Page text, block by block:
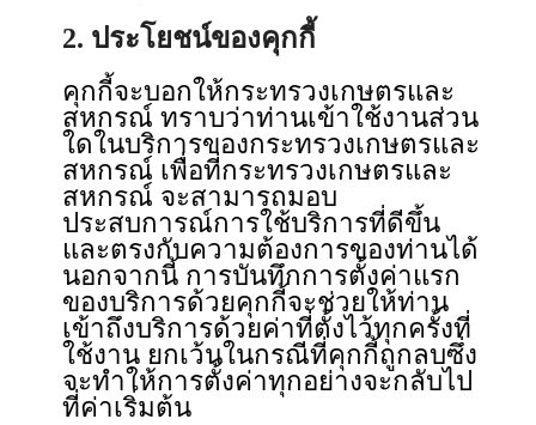
2. ประโยชน์ของคุกกี้
คุกกี้จะบอกให้กระทรวงเกษตรและ
สหกรณ์ ทราบว่าท่านเข้าใช้งานส่วน
ใดในบริการของกระทรวงเกษตรและ
สหกรณ์ เพื่อที่กระทรวงเกษตรและ
สหกรณ์ จะสามารถมอบ
ประสบการณ์การใช้บริการที่ดีขึ้น
และตรงกับความต้องการของท่านได้
นอกจากนี้ การบันทึกการตั้งค่าแรก
ของบริการด้วยคุกกี้จะช่วยให้ท่าน
เข้าถึงบริการด้วยค่าที่ตั้งไว้ทุกครั้งที่
ใช้งาน ยกเว้นในกรณีที่คุกกี้ถูกลบซึ่ง
จะทำให้การตั้งค่าทุกอย่างจะกลับไป
ที่ค่าเริ่มต้น